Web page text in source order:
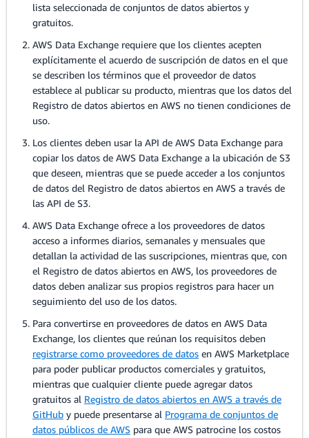
lista seleccionada de conjuntos de datos abiertos y
gratuitos.
AWS Data Exchange requiere que los clientes acepten
explícitamente el acuerdo de suscripción de datos en el que
se describen los términos que el proveedor de datos
establece al publicar su producto, mientras que los datos del
Registro de datos abiertos en AWS no tienen condiciones de
uso.
Los clientes deben usar la API de AWS Data Exchange para
copiar los datos de AWS Data Exchange a la ubicación de S3
que deseen, mientras que se puede acceder a los conjuntos
de datos del Registro de datos abiertos en AWS a través de
las API de S3.
AWS Data Exchange ofrece a los proveedores de datos
acceso a informes diarios, semanales y mensuales que
detallan la actividad de las suscripciones, mientras que, con
el Registro de datos abiertos en AWS, los proveedores de
datos deben analizar sus propios registros para hacer un
seguimiento del uso de los datos.
Para convertirse en proveedores de datos en AWS Data
Exchange, los clientes que reúnan los requisitos deben
registrarse como proveedores de datos en AWS Marketplace
para poder publicar productos comerciales y gratuitos,
mientras que cualquier cliente puede agregar datos
gratuitos al Registro de datos abiertos en AWS a través de
GitHub y puede presentarse al Programa de conjuntos de
datos públicos de AWS para que AWS patrocine los costos